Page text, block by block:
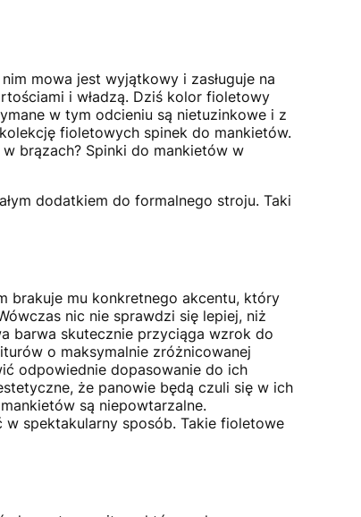
mowa jest wyjątkowy i zasługuje na
i władzą. Dziś kolor fioletowy
w tym odcieniu są nietuzinkowe i z
fioletowych spinek do mankietów.
brązach? Spinki do mankietów w
dodatkiem do formalnego stroju. Taki
brakuje mu konkretnego akcentu, który
nic nie sprawdzi się lepiej, niż
barwa skutecznie przyciąga wzrok do
o maksymalnie zróżnicowanej
odpowiednie dopasowanie do ich
że panowie będą czuli się w ich
są niepowtarzalne.
w spektakularny sposób. Takie fioletowe